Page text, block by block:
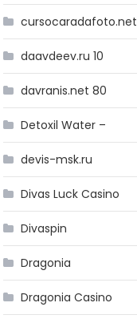
cursocaradafoto.net
daavdeev.ru 10
davranis.net 80
Detoxil Water –
devis-msk.ru
Divas Luck Casino
Divaspin
Dragonia
Dragonia Casino